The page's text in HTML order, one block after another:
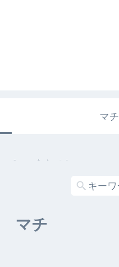
マチ
キガタリ
マチ